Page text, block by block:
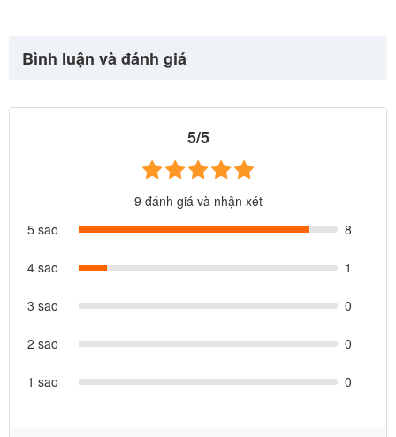
Bình luận và đánh giá
5/5
9 đánh giá và nhận xét
5 sao
8
4 sao 1
3 sao 0
2 sao 0
1 sao 0